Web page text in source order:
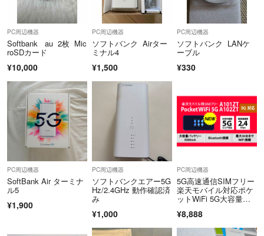
PC周辺機器
Softbank au 2枚 Mic
roSDカード
¥10,000
PC周辺機器
ソフトバンク Airター
ミナル4
¥1,500
PC周辺機器
ソフトバンク LANケ
ーブル
¥330
PC周辺機器
SoftBank Air ターミナ
ル5
¥1,900
PC周辺機器
ソフトバンクエアー5G
Hz/2.4GHz 動作確認済
み
¥1,000
PC周辺機器
5G高速通信SIMフリー
楽天モバイル対応ポケ
ットWiFi 5G大容量バ
¥8,888